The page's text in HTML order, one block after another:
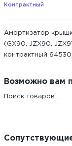
Контрактный
Амортизатор
(GX90, JZX90,
контрактный
Возможно вам
Поиск товаров...